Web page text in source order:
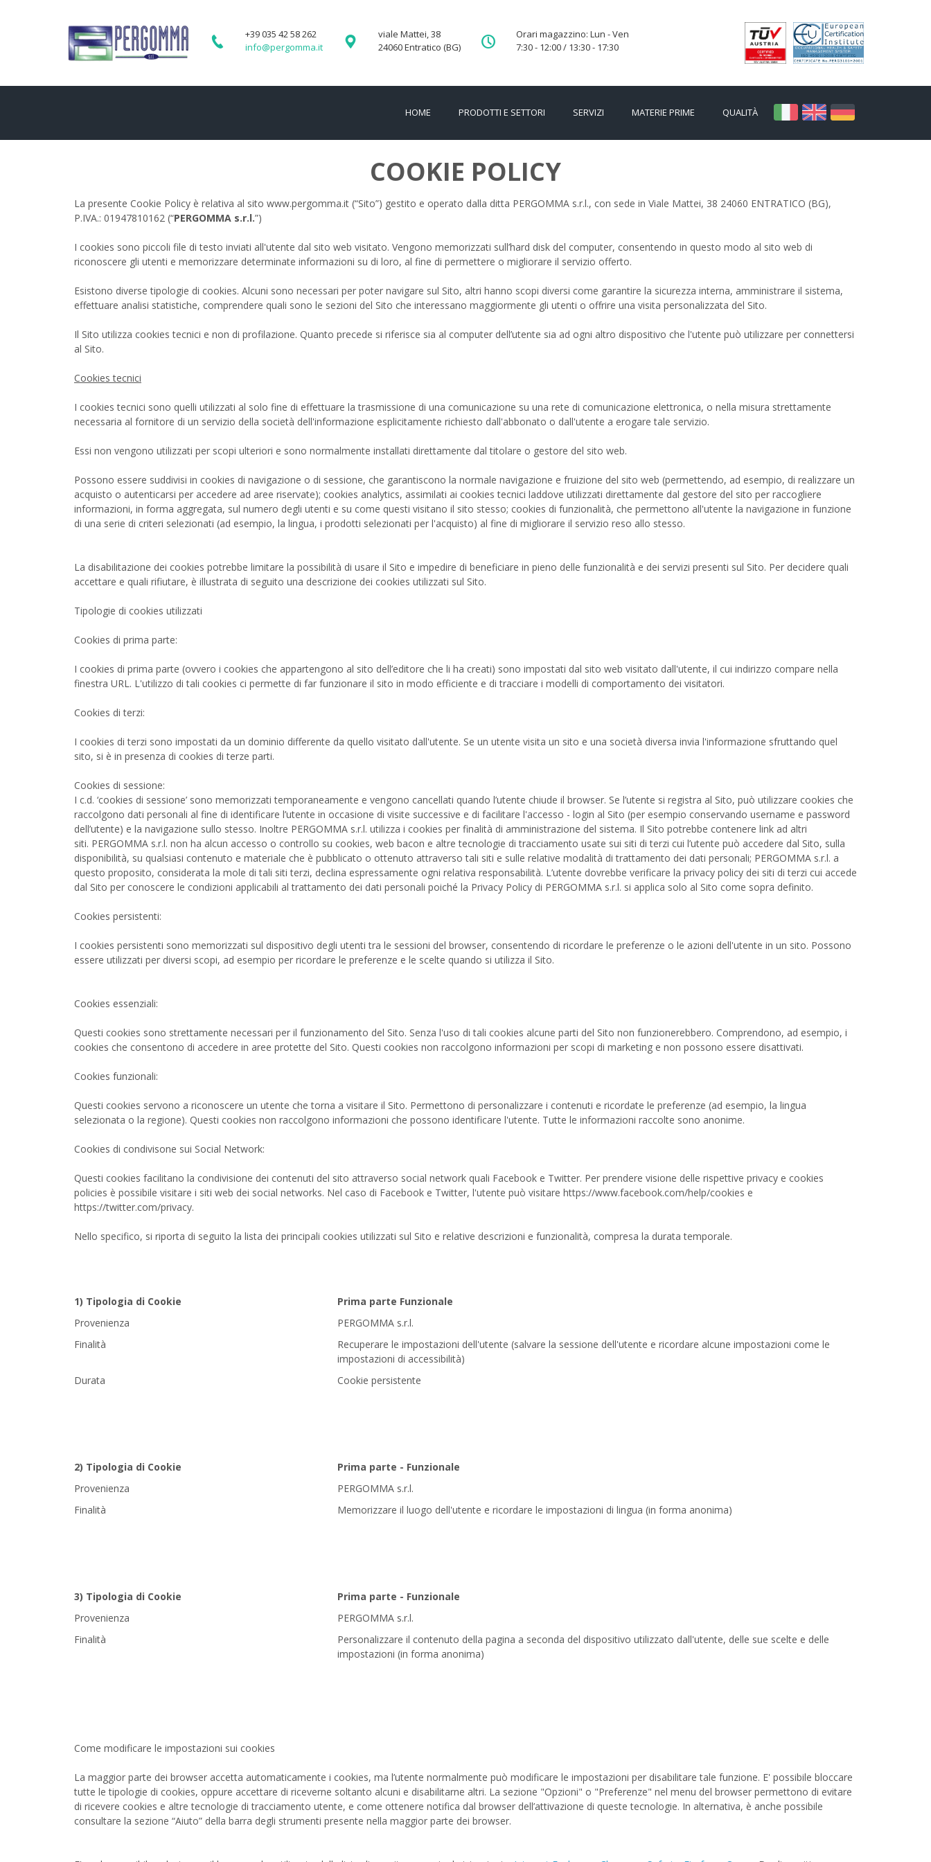
+39 035 42 58 262
info@pergomma.it
viale Mattei, 38
24060 Entratico (BG)
Orari magazzino: Lun - Ven
7:30 - 12:00 / 13:30 - 17:30
HOME PRODOTTI E SETTORI SERVIZI MATERIE PRIME QUALITÀ
COOKIE POLICY
La presente Cookie Policy è relativa al sito www.pergomma.it (“Sito”) gestito e operato dalla ditta PERGOMMA s.r.l., con sede in Viale Mattei, 38 24060 ENTRATICO (BG),
P.IVA.: 01947810162 (“PERGOMMA s.r.l.”)
I cookies sono piccoli file di testo inviati all'utente dal sito web visitato. Vengono memorizzati sull’hard disk del computer, consentendo in questo modo al sito web di
riconoscere gli utenti e memorizzare determinate informazioni su di loro, al fine di permettere o migliorare il servizio offerto.
Esistono diverse tipologie di cookies. Alcuni sono necessari per poter navigare sul Sito, altri hanno scopi diversi come garantire la sicurezza interna, amministrare il sistema,
effettuare analisi statistiche, comprendere quali sono le sezioni del Sito che interessano maggiormente gli utenti o offrire una visita personalizzata del Sito.
Il Sito utilizza cookies tecnici e non di profilazione. Quanto precede si riferisce sia al computer dell’utente sia ad ogni altro dispositivo che l'utente può utilizzare per connettersi
al Sito.
Cookies tecnici
I cookies tecnici sono quelli utilizzati al solo fine di effettuare la trasmissione di una comunicazione su una rete di comunicazione elettronica, o nella misura strettamente
necessaria al fornitore di un servizio della società dell'informazione esplicitamente richiesto dall'abbonato o dall'utente a erogare tale servizio.
Essi non vengono utilizzati per scopi ulteriori e sono normalmente installati direttamente dal titolare o gestore del sito web.
Possono essere suddivisi in cookies di navigazione o di sessione, che garantiscono la normale navigazione e fruizione del sito web (permettendo, ad esempio, di realizzare un
acquisto o autenticarsi per accedere ad aree riservate); cookies analytics, assimilati ai cookies tecnici laddove utilizzati direttamente dal gestore del sito per raccogliere
informazioni, in forma aggregata, sul numero degli utenti e su come questi visitano il sito stesso; cookies di funzionalità, che permettono all'utente la navigazione in funzione
di una serie di criteri selezionati (ad esempio, la lingua, i prodotti selezionati per l'acquisto) al fine di migliorare il servizio reso allo stesso.
La disabilitazione dei cookies potrebbe limitare la possibilità di usare il Sito e impedire di beneficiare in pieno delle funzionalità e dei servizi presenti sul Sito. Per decidere quali
accettare e quali rifiutare, è illustrata di seguito una descrizione dei cookies utilizzati sul Sito.
Tipologie di cookies utilizzati
Cookies di prima parte:
I cookies di prima parte (ovvero i cookies che appartengono al sito dell’editore che li ha creati) sono impostati dal sito web visitato dall'utente, il cui indirizzo compare nella
finestra URL. L'utilizzo di tali cookies ci permette di far funzionare il sito in modo efficiente e di tracciare i modelli di comportamento dei visitatori.
Cookies di terzi:
I cookies di terzi sono impostati da un dominio differente da quello visitato dall'utente. Se un utente visita un sito e una società diversa invia l'informazione sfruttando quel
sito, si è in presenza di cookies di terze parti.
Cookies di sessione:
I c.d. ‘cookies di sessione’ sono memorizzati temporaneamente e vengono cancellati quando l’utente chiude il browser. Se l’utente si registra al Sito, può utilizzare cookies che
raccolgono dati personali al fine di identificare l’utente in occasione di visite successive e di facilitare l'accesso - login al Sito (per esempio conservando username e password
dell’utente) e la navigazione sullo stesso. Inoltre PERGOMMA s.r.l. utilizza i cookies per finalità di amministrazione del sistema. Il Sito potrebbe contenere link ad altri
siti. PERGOMMA s.r.l. non ha alcun accesso o controllo su cookies, web bacon e altre tecnologie di tracciamento usate sui siti di terzi cui l’utente può accedere dal Sito, sulla
disponibilità, su qualsiasi contenuto e materiale che è pubblicato o ottenuto attraverso tali siti e sulle relative modalità di trattamento dei dati personali; PERGOMMA s.r.l. a
questo proposito, considerata la mole di tali siti terzi, declina espressamente ogni relativa responsabilità. L’utente dovrebbe verificare la privacy policy dei siti di terzi cui accede
dal Sito per conoscere le condizioni applicabili al trattamento dei dati personali poiché la Privacy Policy di PERGOMMA s.r.l. si applica solo al Sito come sopra definito.
Cookies persistenti:
I cookies persistenti sono memorizzati sul dispositivo degli utenti tra le sessioni del browser, consentendo di ricordare le preferenze o le azioni dell'utente in un sito. Possono
essere utilizzati per diversi scopi, ad esempio per ricordare le preferenze e le scelte quando si utilizza il Sito.
Cookies essenziali:
Questi cookies sono strettamente necessari per il funzionamento del Sito. Senza l'uso di tali cookies alcune parti del Sito non funzionerebbero. Comprendono, ad esempio, i
cookies che consentono di accedere in aree protette del Sito. Questi cookies non raccolgono informazioni per scopi di marketing e non possono essere disattivati.
Cookies funzionali:
Questi cookies servono a riconoscere un utente che torna a visitare il Sito. Permettono di personalizzare i contenuti e ricordate le preferenze (ad esempio, la lingua
selezionata o la regione). Questi cookies non raccolgono informazioni che possono identificare l'utente. Tutte le informazioni raccolte sono anonime.
Cookies di condivisone sui Social Network:
Questi cookies facilitano la condivisione dei contenuti del sito attraverso social network quali Facebook e Twitter. Per prendere visione delle rispettive privacy e cookies
policies è possibile visitare i siti web dei social networks. Nel caso di Facebook e Twitter, l'utente può visitare https://www.facebook.com/help/cookies e
https://twitter.com/privacy.
Nello specifico, si riporta di seguito la lista dei principali cookies utilizzati sul Sito e relative descrizioni e funzionalità, compresa la durata temporale.
1) Tipologia di Cookie
Prima parte Funzionale
Provenienza
PERGOMMA s.r.l.
Finalità
Recuperare le impostazioni dell'utente (salvare la sessione dell'utente e ricordare alcune impostazioni come le
impostazioni di accessibilità)
Durata
Cookie persistente
2) Tipologia di Cookie
Prima parte - Funzionale
Provenienza
PERGOMMA s.r.l.
Finalità
Memorizzare il luogo dell'utente e ricordare le impostazioni di lingua (in forma anonima)
3) Tipologia di Cookie
Prima parte - Funzionale
Provenienza
PERGOMMA s.r.l.
Finalità
Personalizzare il contenuto della pagina a seconda del dispositivo utilizzato dall'utente, delle sue scelte e delle
impostazioni (in forma anonima)
Come modificare le impostazioni sui cookies
La maggior parte dei browser accetta automaticamente i cookies, ma l’utente normalmente può modificare le impostazioni per disabilitare tale funzione. E' possibile bloccare
tutte le tipologie di cookies, oppure accettare di riceverne soltanto alcuni e disabilitarne altri. La sezione "Opzioni" o "Preferenze" nel menu del browser permettono di evitare
di ricevere cookies e altre tecnologie di tracciamento utente, e come ottenere notifica dal browser dell’attivazione di queste tecnologie. In alternativa, è anche possibile
consultare la sezione “Aiuto” della barra degli strumenti presente nella maggior parte dei browser.